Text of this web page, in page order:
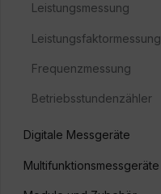
Leistungsmessung
Leistungsfaktormessung
Frequenzmessung
Betriebsstundenzähler
Digitale Messgeräte
Multifunktionsmessgeräte